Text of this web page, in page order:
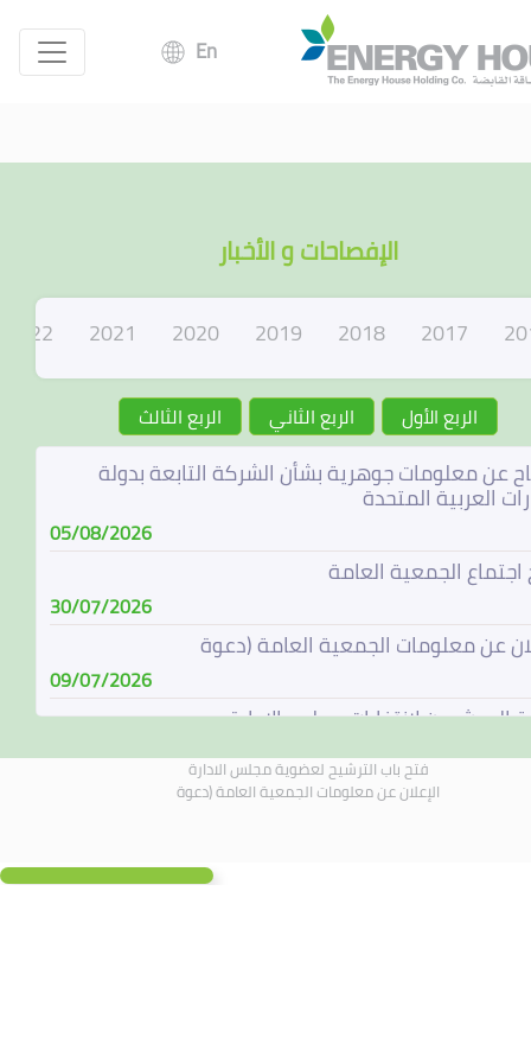
En
الإفصاحات و الأخبار
2017
2018
2019
2020
2021
2022
الربع الأول الربع الثاني الربع الثالث
عن معلومات جوهرية بشأن الشركة التابعة بدولة
العربية المتحدة
05/08/2026
اجتماع الجمعية العامة
30/07/2026
عن معلومات الجمعية العامة (دعوة
09/07/2026
المرشحين لإنتخابات مجلس الإدارة
08/07/2026
الترشيح لعضوية مجلس الادارة
فتح باب الترشيح لعضوية مجلس الادارة
الإعلان عن معلومات الجمعية العامة (دعوة